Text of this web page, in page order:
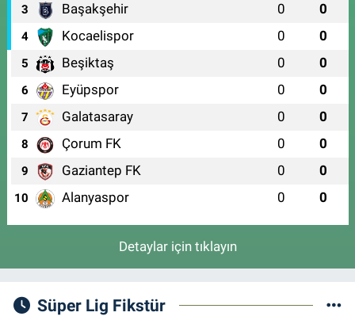
3 Başakşehir 0 0
4 Kocaelispor 0 0
5 Beşiktaş 0 0
6 Eyüpspor 0 0
7 Galatasaray 0 0
8 Çorum FK 0 0
9 Gaziantep FK 0 0
10 Alanyaspor 0 0
Detaylar için tıklayın
Süper Lig Fikstür